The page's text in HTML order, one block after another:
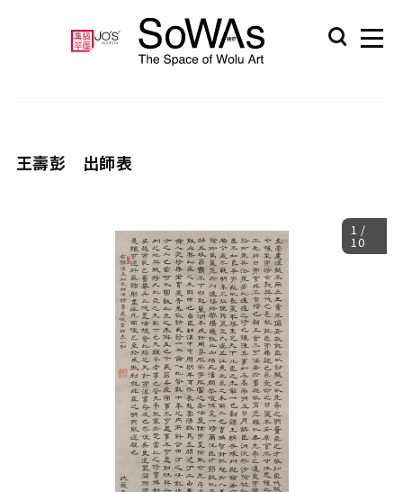
1 /
10
王壽彭 出師表